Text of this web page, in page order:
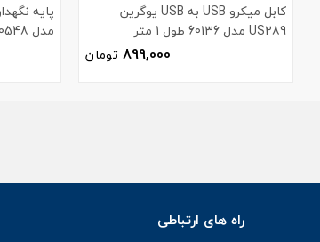
کابل میکرو USB به USB یوگرین
US289 مدل 60136 طول 1 متر
899,000 تومان
پایه
مدل 60548
راه های ارتباطی